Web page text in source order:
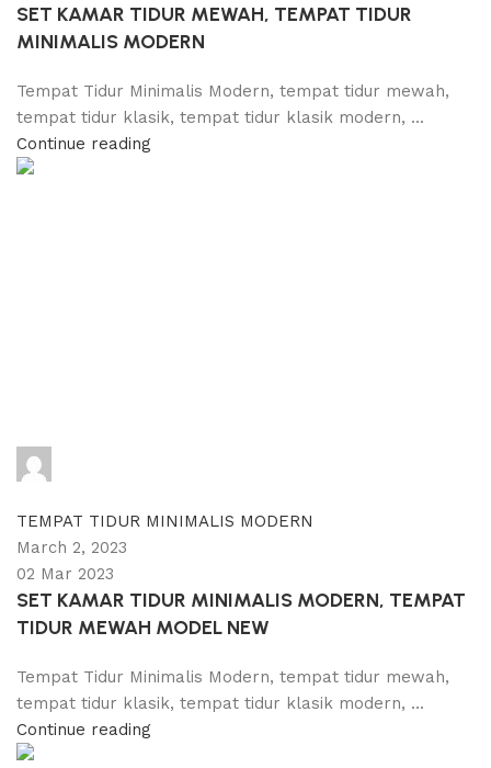
SET KAMAR TIDUR MEWAH, TEMPAT TIDUR
MINIMALIS MODERN
Tempat Tidur Minimalis Modern, tempat tidur mewah,
tempat tidur klasik, tempat tidur klasik modern, ...
Continue reading
TEMPAT TIDUR MINIMALIS MODERN
March 2, 2023
02 Mar 2023
SET KAMAR TIDUR MINIMALIS MODERN, TEMPAT
TIDUR MEWAH MODEL NEW
Tempat Tidur Minimalis Modern, tempat tidur mewah,
tempat tidur klasik, tempat tidur klasik modern, ...
Continue reading